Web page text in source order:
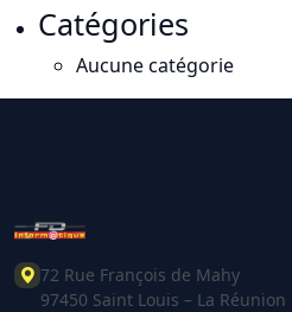
Catégories
Aucune catégorie
72 Rue François de Mahy
97450 Saint Louis – La Réunion